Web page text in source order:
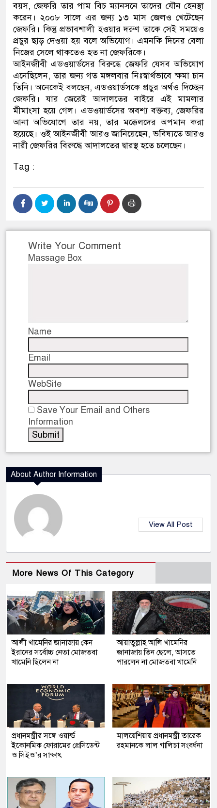
বয়স, জেফরি তার পাম বিচ ম্যানসনে তাদের যৌন হেনস্থা
করেন। ২০০৮ সালে এর জন্য ১৩ মাস জেলও খেটেছেন
জেফরি। কিন্তু প্রভাবশালী হওয়ার দরুণ তাকে সেই সময়েও
প্রচুর ছাড় দেওয়া হয় বলে অভিযোগ। এমনকি দিনের বেলা
নিজের সেলে থাকতেও হত না জেফরিকে।
আইনজীবী এডওয়ার্ডসের বিরুদ্ধে জেফরি যেসব অভিযোগ
এনেছিলেন, তার জন্য গত মঙ্গলবার নিঃস্বার্থভাবে ক্ষমা চান
তিনি। অনেকেই বলছেন, এডওয়ার্ডসকে প্রচুর অর্থও দিচ্ছেন
জেফরি। যার জেরেই আদালতের বাইরে এই মামলার
মীমাংসা হয়ে গেল। এডওয়ার্ডসের অবশ্য বক্তব্য, জেফরির
আনা অভিযোগে তার নয়, তার মক্কেলদের অপমান করা
হয়েছে। ওই আইনজীবী আরও জানিয়েছেন, ভবিষ্যতে আরও
নারী জেফরির বিরুদ্ধে আদালতের দ্বারস্থ হতে চলেছেন।
Tag :
Write Your Comment
Massage Box
Name
Email
WebSite
Save Your Email and Others
Information
About Author Information
View All Post
More News Of This Category
আলী খামেনির জানাজায় কেন
ইরানের সর্বোচ্চ নেতা মোজতবা
খামেনি ছিলেন না
আয়াতুল্লাহ আলি খামেনির
জানাজায় তিন ছেলে, আসতে
পারলেন না মোজতবা খামেনি
প্রধানমন্ত্রীর সঙ্গে ওয়ার্ল্ড
ইকোনমিক ফোরামের প্রেসিডেন্ট
ও সিইও’র সাক্ষাৎ
মালয়েশিয়ায় প্রধানমন্ত্রী তারেক
রহমানকে লাল গালিচা সংবর্ধনা